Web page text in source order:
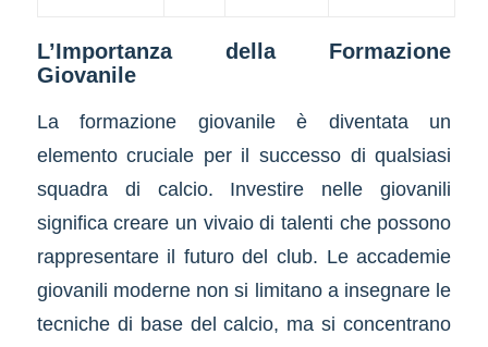
L’Importanza della Formazione
Giovanile
La formazione giovanile è diventata un
elemento cruciale per il successo di qualsiasi
squadra di calcio. Investire nelle giovanili
significa creare un vivaio di talenti che possono
rappresentare il futuro del club. Le accademie
giovanili moderne non si limitano a insegnare le
tecniche di base del calcio, ma si concentrano